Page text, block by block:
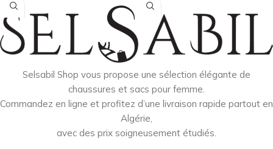
Selsabil Shop vous propose une sélection élégante de
chaussures et sacs pour femme.
Commandez en ligne et profitez d’une livraison rapide partout en
Algérie,
avec des prix soigneusement étudiés.